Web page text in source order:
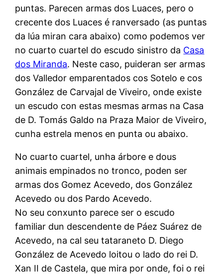
puntas. Parecen armas dos Luaces, pero o
crecente dos Luaces é ranversado (as puntas
da lúa miran cara abaixo) como podemos ver
no cuarto cuartel do escudo sinistro da Casa
dos Miranda. Neste caso, puideran ser armas
dos Valledor emparentados cos Sotelo e cos
González de Carvajal de Viveiro, onde existe
un escudo con estas mesmas armas na Casa
de D. Tomás Galdo na Praza Maior de Viveiro,
cunha estrela menos en punta ou abaixo.
No cuarto cuartel, unha árbore e dous
animais empinados no tronco, poden ser
armas dos Gomez Acevedo, dos González
Acevedo ou dos Pardo Acevedo.
No seu conxunto parece ser o escudo
familiar dun descendente de Páez Suárez de
Acevedo, na cal seu tataraneto D. Diego
González de Acevedo loitou o lado do rei D.
Xan II de Castela, que mira por onde, foi o rei